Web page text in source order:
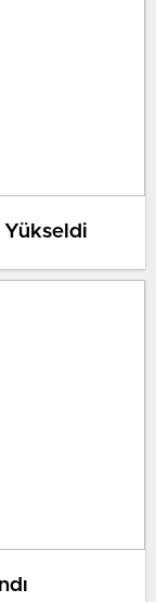
Yükseldi